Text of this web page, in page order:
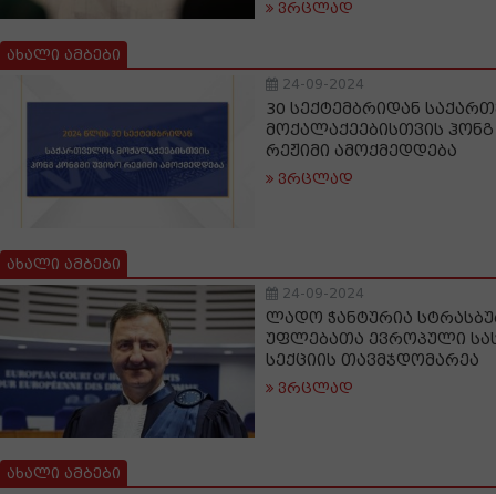
ვრცლად
ახალი ამბები
24-09-2024
30 სექტემბრიდან
მოქალაქეებისთვის
რეჟიმი ამოქმედდება
ვრცლად
ახალი ამბები
24-09-2024
ლადო ჭანტურია
უფლებათა ევროპული
სექციის თავმჯდომარეა
ვრცლად
ახალი ამბები